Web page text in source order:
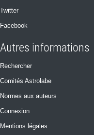
Twitter
Facebook
Autres informations
Rechercher
Comités Astrolabe
Normes aux auteurs
Connexion
Mentions légales